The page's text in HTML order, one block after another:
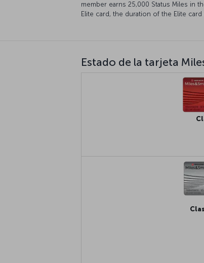
member earns 25,000 Status Miles in
Elite card, the duration of the Elite
Estado de la tarjeta